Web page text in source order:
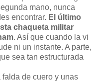
mano, nunca
encontrar. El último
chaqueta militar
. Así que cuando la vi
ni un instante. A parte,
sea tan estructurada
de cuero y unas